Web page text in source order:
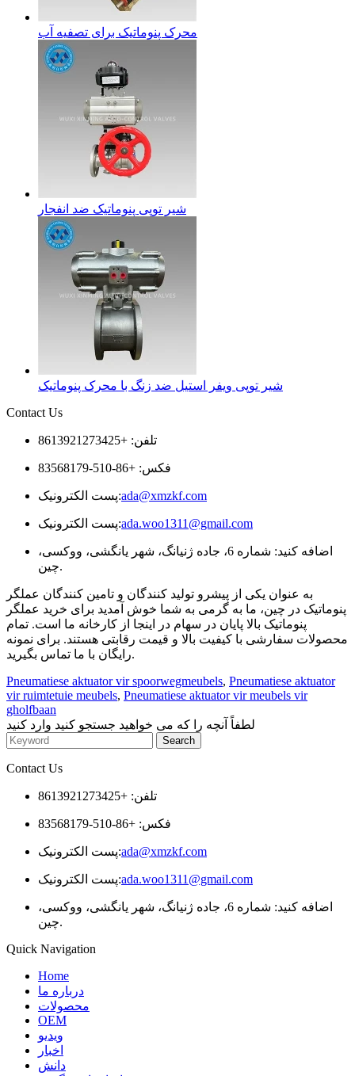
محرک پنوماتیک برای تصفیه آب
شیر توپی پنوماتیک ضد انفجار
شیر توپی ویفر استیل ضد زنگ با محرک پنوماتیک
Contact Us
تلفن: +8613921273425
فکس: +86-510-83568179
پست الکترونیک:ada@xmzkf.com
پست الکترونیک:ada.woo1311@gmail.com
اضافه کنید: شماره 6، جاده ژنیانگ، شهر یانگشی، ووکسی،
چین.
به عنوان یکی از پیشرو تولید کنندگان و تامین کنندگان عملگر
پنوماتیک در چین، ما به گرمی به شما خوش آمدید برای خرید عملگر
پنوماتیک بالا پایان در سهام در اینجا از کارخانه ما است. تمام
محصولات سفارشی با کیفیت بالا و قیمت رقابتی هستند. برای نمونه
رایگان با ما تماس بگیرید.
Pneumatiese aktuator vir spoorwegmeubels, Pneumatiese aktuator
vir ruimtetuie meubels, Pneumatiese aktuator vir meubels vir
gholfbaan
لطفاً آنچه را که می خواهید جستجو کنید وارد کنید
Contact Us
تلفن: +8613921273425
فکس: +86-510-83568179
پست الکترونیک:ada@xmzkf.com
پست الکترونیک:ada.woo1311@gmail.com
اضافه کنید: شماره 6، جاده ژنیانگ، شهر یانگشی، ووکسی،
چین.
Quick Navigation
Home
درباره ما
محصولات
OEM
ویدیو
اخبار
دانش